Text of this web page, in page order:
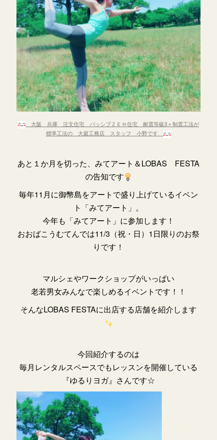
大阪 兵庫 注文住宅 パッシブＺＥＨ住宅 耐震等級3＋制震工法が
標準工法の 大庭工務店 スタッフ 小野です
あと１か月を切った、みてアート＆LOBAS FESTA
の告知です
毎年11月に御幣島をアートで盛り上げているイベン
ト「みてアート」。
今年も「みてアート」に参加します！
おおばこうむてんでは11/3（祝・日）1日限りのお祭
りです！
マルシェやワークショップがいっぱい
老若男女みんなで楽しめるイベントです！！
そんなLOBAS FESTAに出店する店舗を紹介します
今回紹介するのは
毎月レンタルスペースでもレッスンを開催している
『ゆるりヨガ』さんです☆